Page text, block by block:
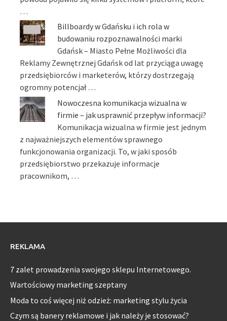
…
Billboardy w Gdańsku i ich rola w
budowaniu rozpoznawalności marki
Gdańsk – Miasto Pełne Możliwości dla
Reklamy Zewnętrznej Gdańsk od lat przyciąga uwagę
przedsiębiorców i marketerów, którzy dostrzegają
ogromny potencjał …
Nowoczesna komunikacja wizualna w
firmie – jak usprawnić przepływ informacji?
Komunikacja wizualna w firmie jest jednym
z najważniejszych elementów sprawnego
funkcjonowania organizacji. To, w jaki sposób
przedsiębiorstwo przekazuje informacje
pracownikom, …
REKLAMA
7 zalet prowadzenia swojego sklepu Internetowego.
Wartościowy marketing szeptany
Moda to coś więcej niż odzież: marketing stylu życia
Czym są banery reklamowe i jak należy je stosować?